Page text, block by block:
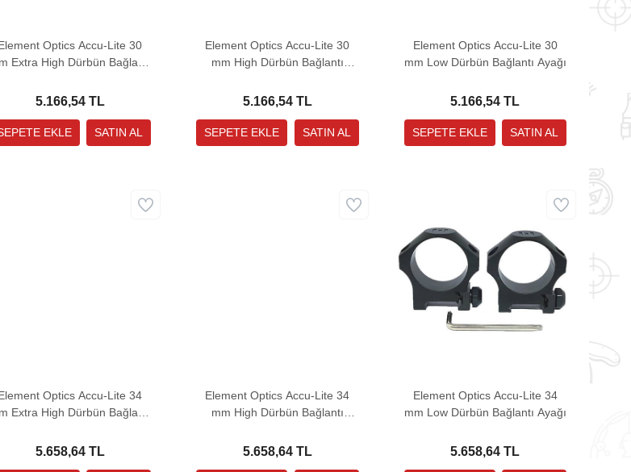
Optics Accu-Lite 30
Extra High Dürbün Bağlantı
5.166,54 TL
Element Optics Accu-Lite 30
mm High Dürbün Bağlantı
5.166,54 TL
Element Optics Accu-Lite 30
mm Low Dürbün Bağlantı Ayağı
5.166,54 TL
Optics Accu-Lite 34
Extra High Dürbün Bağlantı
5.658,64 TL
Element Optics Accu-Lite 34
mm High Dürbün Bağlantı
5.658,64 TL
Element Optics Accu-Lite 34
mm Low Dürbün Bağlantı Ayağı
5.658,64 TL